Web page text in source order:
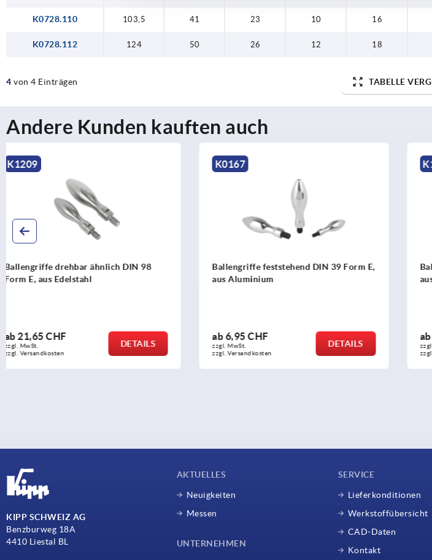
K0728.110 103,5 41 23 10 16
K0728.112 124 50 26 12 18
4 von 4 Einträgen TABELLE
Andere Kunden kauften auch
K0167
Ballengriffe feststehend DIN 39 Form E,
aus Aluminium
ab6,95 CHF
zzgl. MwSt.
zzgl. Versandkosten
DETAILS
K1199
Ballengriffe feststehend DIN 39 Form E,
aus Edelstahl
ab8,78 CHF
zzgl. MwSt.
zzgl. Versandkosten
DETAILS
KIPP SCHWEIZ AG
Benzburweg 18A
4410 Liestal BL
AKTUELLES
Neuigkeiten
Messen
UNTERNEHMEN
SERVICE
Lieferkonditionen
Werkstoffübersicht
CAD-Daten
Kontakt